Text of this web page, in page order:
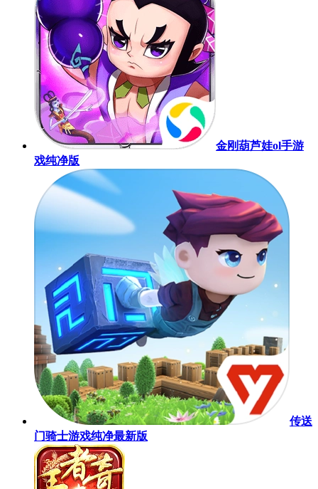
金刚葫芦娃ol手游
戏纯净版
传送
门骑士游戏纯净最新版